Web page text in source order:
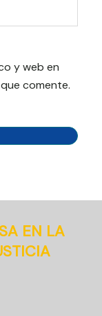
y web en
comente.
EN LA